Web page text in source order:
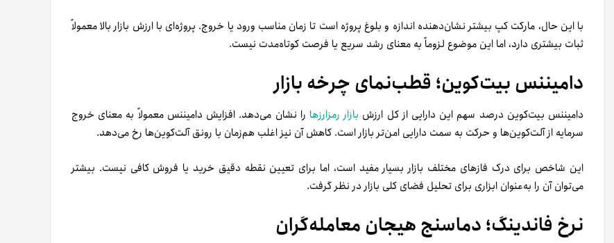
با این حال، مارکت کپ بیشتر نشان‌دهنده اندازه و بلوغ پروژه است تا زمان مناسب ورود یا خروج. پروژه‌ای با ارزش بازار بالا معمولاً
ثبات بیشتری دارد، اما این موضوع لزوماً به معنای رشد سریع یا فرصت کوتاه‌مدت نیست.
دامیننس بیت‌کوین؛ قطب‌نمای چرخه بازار
دامیننس بیت‌کوین درصد سهم این دارایی از کل ارزش بازار رمزارزها را نشان می‌دهد. افزایش دامیننس معمولاً به معنای خروج
سرمایه از آلت‌کوین‌ها و حرکت به سمت دارایی امن‌تر بازار است. کاهش آن نیز اغلب هم‌زمان با رونق آلت‌کوین‌ها رخ می‌دهد.
این شاخص برای درک فازهای مختلف بازار بسیار مفید است، اما برای تعیین نقطه دقیق خرید یا فروش کافی نیست. بیشتر
می‌توان آن را به‌عنوان ابزاری برای تحلیل فضای کلی بازار در نظر گرفت.
نرخ فاندینگ؛ دماسنج هیجان معامله‌گران